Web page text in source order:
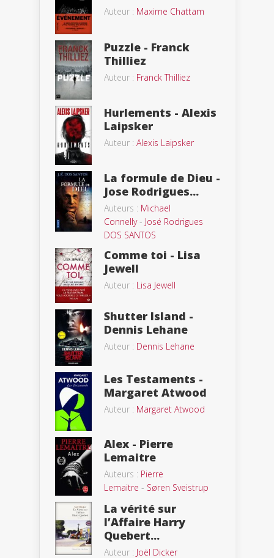
Auteur : Maxime Chattam
Puzzle - Franck
Thilliez
Auteur : Franck Thilliez
Hurlements - Alexis
Laipsker
Auteur : Alexis Laipsker
La formule de Dieu -
Jose Rodrigues...
Auteurs : Michael
Connelly- José Rodrigues
DOS SANTOS
Comme toi - Lisa
Jewell
Auteur : Lisa Jewell
Shutter Island -
Dennis Lehane
Auteur : Dennis Lehane
Les Testaments -
Margaret Atwood
Auteur : Margaret Atwood
Alex - Pierre
Lemaitre
Auteurs : Pierre
Lemaitre - Søren Sveistrup
La vérité sur
l’Affaire Harry
Quebert...
Auteur : Joël Dicker